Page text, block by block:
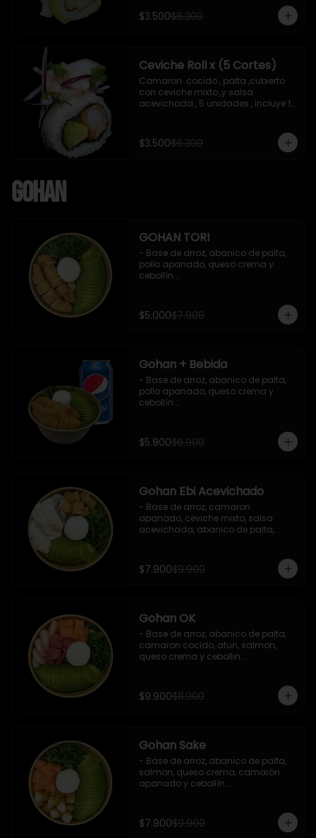
$3.500$6.300
Ceviche Roll x (5 Cortes)
Camaron  cocido , palta ,cubierto
con ceviche mixto ,y salsa
acevichada , 5 unidades , incluye 1
$3.500$6.300
Gohan
GOHAN TORI
- Base de arroz, abanico de palta,
pollo apanado, queso crema y
cebollín.
$5.000$7.900
Gohan + Bebida
- Base de arroz, abanico de palta,
pollo apanado, queso crema y
cebollín.
**Imagen Referencial**
$5.900$6.900
Gohan Ebi Acevichado
- Base de arroz, camaron
apanado, ceviche mixto, salsa
acevichada, abanico de palta,
$7.900$9.900
Gohan OK
- Base de arroz, abanico de palta,
camaron cocido, atun, salmon,
queso crema y cebollin.
$9.900$11.900
Gohan Sake
- Base de arroz, abanico de palta,
salmon, queso crema, camarón
apanado y cebollín.
$7.900$9.900